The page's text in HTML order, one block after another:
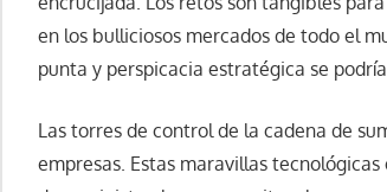
en los bulliciosos mercados de todo el
punta y perspicacia estratégica se
Las torres de control de la cadena de
empresas. Estas maravillas